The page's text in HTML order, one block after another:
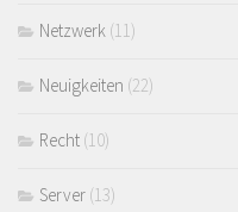
Netzwerk (11)
Neuigkeiten (22)
Recht (10)
Server (13)